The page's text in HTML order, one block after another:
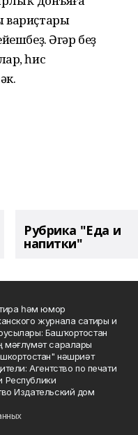
вариҫтары
Әгәр беҙ
һис
Рубрика "Еда и
напитки"
һәм юмор
журнала сатиры и
Башҡортостан
мәғлүмәт саралары
нәшриәт
Агентство по печати
Республики
Издательский дом